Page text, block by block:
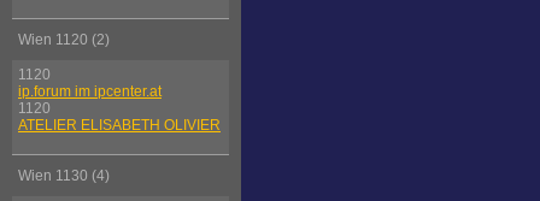
Wien 1120 (2)
1120
ip.forum im ipcenter.at
1120
ATELIER ELISABETH OLIVIER
Wien 1130 (4)